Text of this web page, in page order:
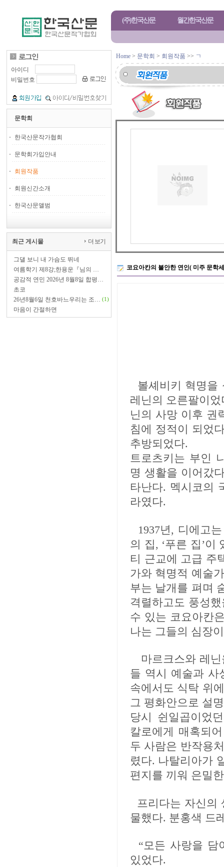
(주)한국산문 월간한국산문
아이디
비밀번호
문학회
한국산문작가협회
문학회가입안내
회원작품
회원신간소개
한국산문앨범
최근 게시물 더 보기
그댈 보니 내 가슴도 뛰네
여름학기 제8강;한용운『님의 …
공감적 연민 2026년 8월8일 합평…
초코
26년8월6일 천호바느우리는 조… (1)
마음이 간절하면
Home > 문학회 > 회원작품 >> ㄱ
코요아칸의 불안한 연인( 미주 문학
볼셰비키 혁명을
레닌의 오른팔이
닌의 사망 이후 권
침에 정적이 되었
추방되었다.
트로츠키는 부인
명 생활을 이어갔
타난다. 멕시코의
라였다.
1937년, 디에고
의 집, ‘푸른 집’
티 근교에 고급 주
가와 혁명적 예술
부는 날개를 펴며
격렬하고도 풍성
수 있는 코요아칸
나는 그들의 심장
마르크스와 레
들 역시 예술과 사
속에서도 식탁 위
그 평화안으로 설
당시 쉰일곱이었
칼로에게 매혹되
두 사람은 반작용
렸다. 나탈리아가
편지를 끼워 은밀
프리다는 자신의
물했다. 분홍색 드
“모든 사랑을 담
있었다.